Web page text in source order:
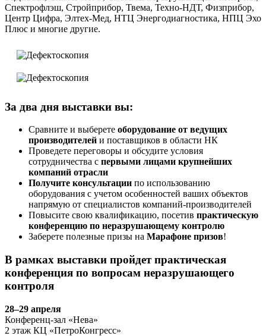
Спектрофлэш, Стройприбор, Твема, Техно-НДТ, Физприбор,
Центр Цифра, Элтех-Мед, НТЦ Энергодиагностика, НПЦ Эхо
Плюс и многие другие.
За два дня выставки вы:
Сравните и выберете оборудование от ведущих
производителей и поставщиков в области НК
Проведете переговоры и обсудите условия
сотрудничества с первыми лицами крупнейших
компаний отрасли
Получите консультации по использованию
оборудования с учетом особенностей ваших объектов
напрямую от специалистов компаний-производителей
Повысите свою квалификацию, посетив практическую
конференцию по неразрушающему контролю
Заберете полезные призы на Марафоне призов!
В рамках выставки пройдет практическая
конференция по вопросам неразрушающего
контроля
28–29 апреля
Конференц-зал «Нева»
2 этаж КЦ «ПетроКонгресс»